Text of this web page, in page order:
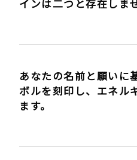
インは二つと存在しま
あなたの名前と願いに
ボルを刻印し、エネル
ます。